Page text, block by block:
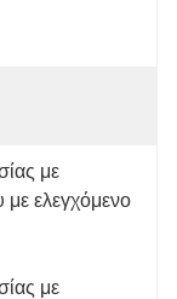
με
με ελεγχόμενο
με